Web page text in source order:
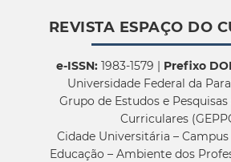
REVISTA ESPAÇO DO
e-ISSN:1983-1579 | Prefixo
Universidade Federal da
Grupo de Estudos e
Curriculares
Cidade Universitária –
Educação – Ambiente dos